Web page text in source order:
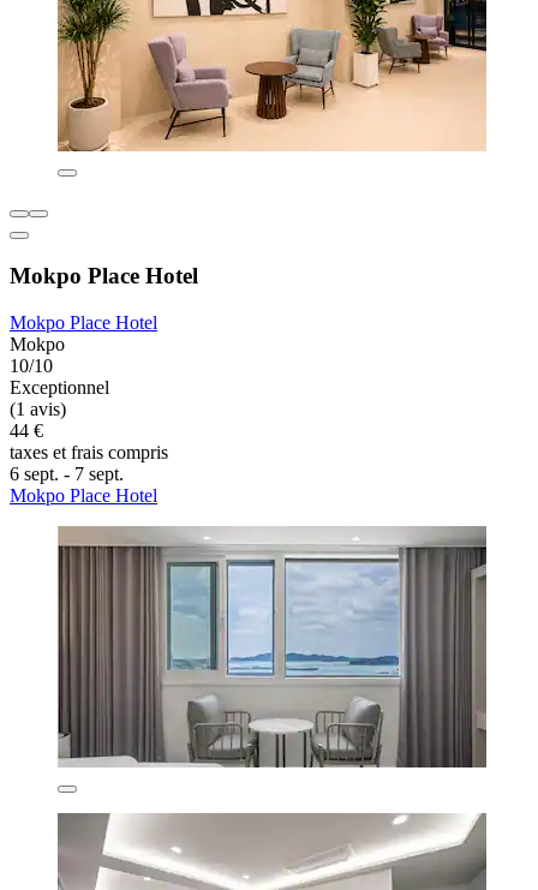
Mokpo Place Hotel
Mokpo Place Hotel
Mokpo
10/10
Exceptionnel
(1 avis)
44 €
taxes et frais compris
6 sept. - 7 sept.
Mokpo Place Hotel